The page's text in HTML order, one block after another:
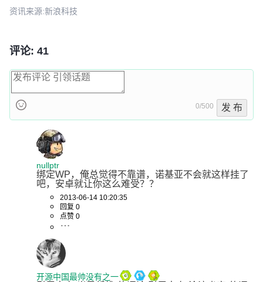
资讯来源:新浪科技
评论: 41
0/500 发 布
nullptr
绑定WP，俺总觉得不靠谱，诺基亚不会就这样挂了
吧，安卓就让你这么难受？？
2013-06-14 10:20:35
回复 0
点赞 0
开源中国最帅没有之一